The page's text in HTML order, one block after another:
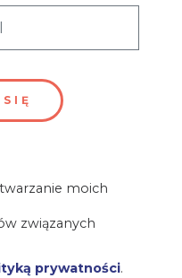
moich
związanych
prywatności.